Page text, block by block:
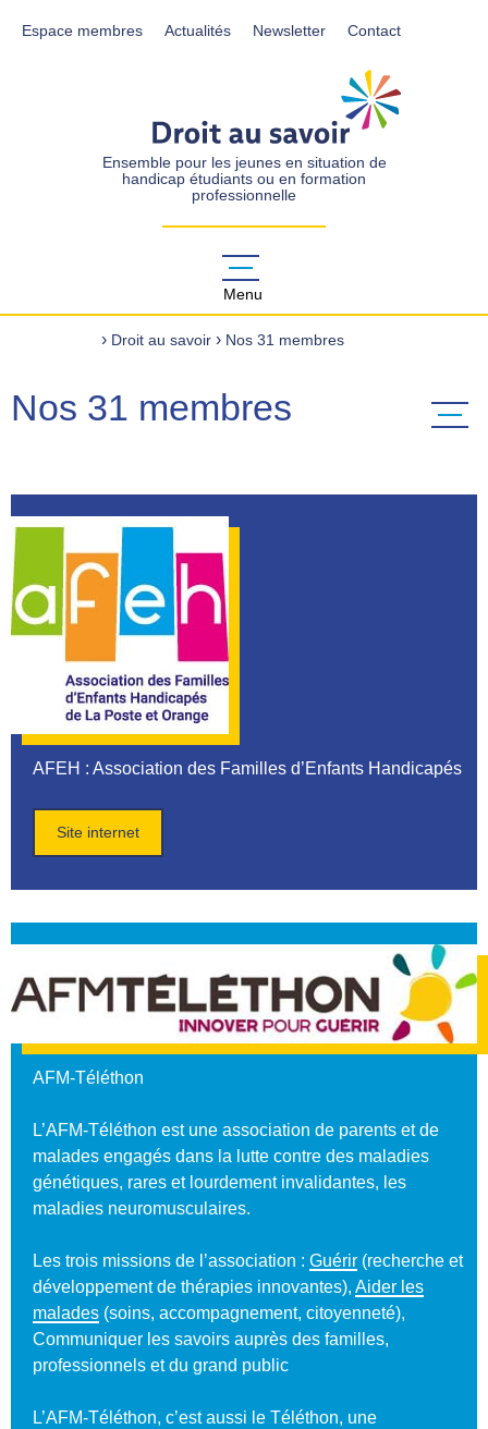
Espace membres Actualités Newsletter Contact
DROIT AU SAVOIR
Ensemble pour les jeunes en situation de
handicap étudiants ou en formation
professionnelle
Menu
Accueil
› Droit au savoir› Nos 31 membres
Nos 31 membres
AFEH : Association des Familles d’Enfants Handicapés
Site internet
AFM-Téléthon
L’AFM-Téléthon est une association de parents et de
malades engagés dans la lutte contre des maladies
génétiques, rares et lourdement invalidantes, les
maladies neuromusculaires.
Les trois missions de l’association : Guérir (recherche et
développement de thérapies innovantes), Aider les
malades (soins, accompagnement, citoyenneté),
Communiquer les savoirs auprès des familles,
professionnels et du grand public
L’AFM-Téléthon, c’est aussi le Téléthon, une